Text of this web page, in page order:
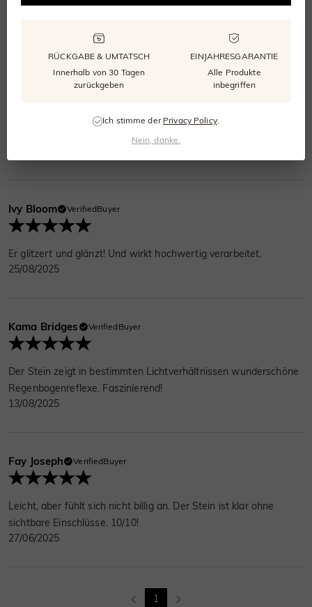
Mia Sunshine VerifiedBuyer
auf Fragen, Lieferung früher als erwartet. Top Qualität, ich
Ivy Bloom VerifiedBuyer
Er glitzert und glänzt! Und wirkt hochwertig verarbeitet.
25/08/2025
Kama Bridges VerifiedBuyer
Der Stein zeigt in bestimmten Lichtverhältnissen wunderschöne
Regenbogenreflexe. Faszinierend!
13/08/2025
Fay Joseph VerifiedBuyer
Leicht, aber fühlt sich nicht billig an. Der Stein ist klar ohne
sichtbare Einschlüsse. 10/10!
27/06/2025
1
RÜCKGABE & UMTATSCH
Innerhalb von 30 Tagen
zurückgeben
EINJAHRESGARANTIE
Alle Produkte
inbegriffen
Ich stimme der Privacy Policy.
Nein, danke.